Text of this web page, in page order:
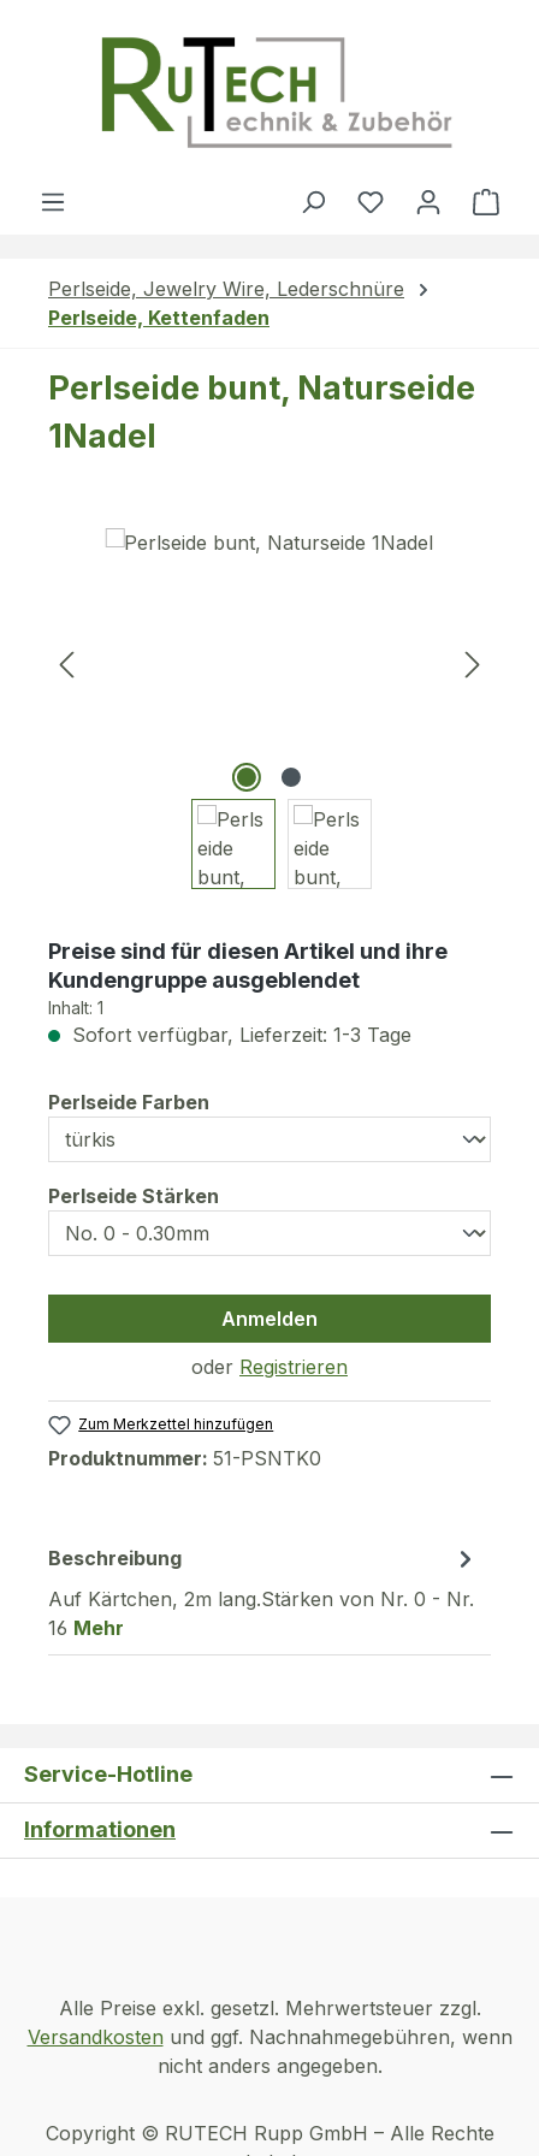
Du hast 0
Perlseide, Jewelry Wire, Lederschnüre
Perlseide, Kettenfaden
Perlseide bunt, Naturseide
1Nadel
Bildergalerie überspringen
Preise sind für diesen Artikel und ihre
Kundengruppe ausgeblendet
Inhalt: 1
Sofort verfügbar, Lieferzeit: 1-3 Tage
Perlseide Farben
Perlseide Stärken
Anmelden
oder Registrieren
Zum Merkzettel hinzufügen
Produktnummer: 51-PSNTK0
Beschreibung
Auf Kärtchen, 2m lang.Stärken von Nr. 0 - Nr.
16 Mehr
Service-Hotline
Informationen
Alle Preise exkl. gesetzl. Mehrwertsteuer zzgl.
Versandkosten und ggf. Nachnahmegebühren, wenn
nicht anders angegeben.
Copyright © RUTECH Rupp GmbH – Alle Rechte